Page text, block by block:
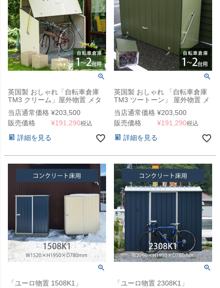
英国製 おしゃれ「自転車倉庫
TM3 クリーム」屋外物置 メタ
ルシェッド
当店通常価格 ¥203,500
販売価格
¥191,290税込
詳細を見る
英国製 おしゃれ 「自転車倉庫
TM3 ツートーン」 屋外物置 メ
タルシェッド
当店通常価格 ¥203,500
販売価格
¥191,290税込
詳細を見る
「ユーロ物置 1508K1」 「ユーロ物置 2308K1」